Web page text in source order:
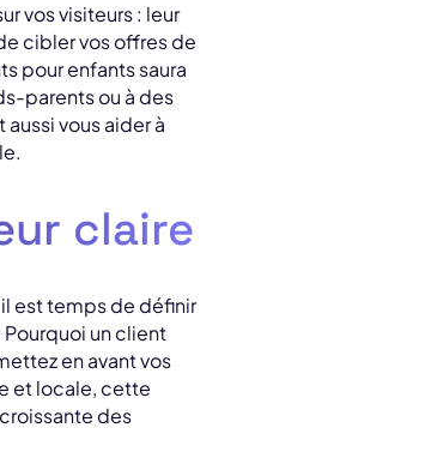
vos visiteurs : leur
cibler vos offres de
pour enfants saura
parents ou à des
vous aider à
claire
est temps de définir
un client
en avant vos
et locale, cette
des